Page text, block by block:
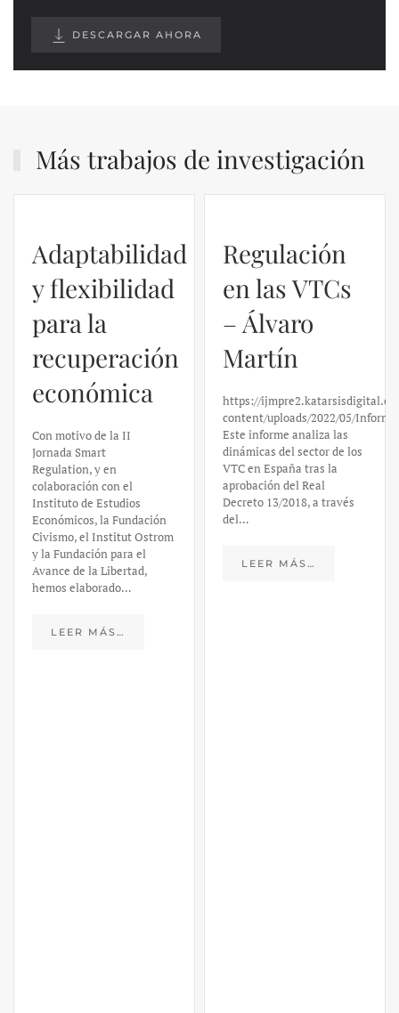
DESCARGAR AHORA
Más trabajos de investigación
Adaptabilidad
y flexibilidad
para la
recuperación
económica
Con motivo de la II
Jornada Smart
Regulation, y en
colaboración con el
Instituto de Estudios
Económicos, la Fundación
Civismo, el Institut Ostrom
y la Fundación para el
Avance de la Libertad,
hemos elaborado…
LEER MÁS…
Regulación
en las VTCs
– Álvaro
Martín
https://
content/uploads/2022/05/
Este informe analiza las
dinámicas del sector de los
VTC en España tras la
aprobación del Real
Decreto 13/2018, a través
del…
LEER MÁS…